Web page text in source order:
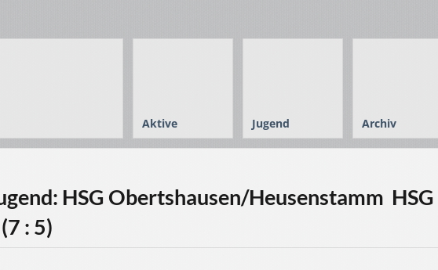
Aktive Jugend Archiv
HSG Obertshausen/Heusenstamm  HSG
: 5)